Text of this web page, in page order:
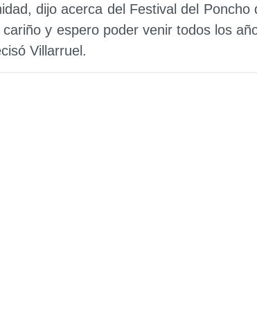
dijo acerca del Festival del
y espero poder venir todos los
Villarruel.